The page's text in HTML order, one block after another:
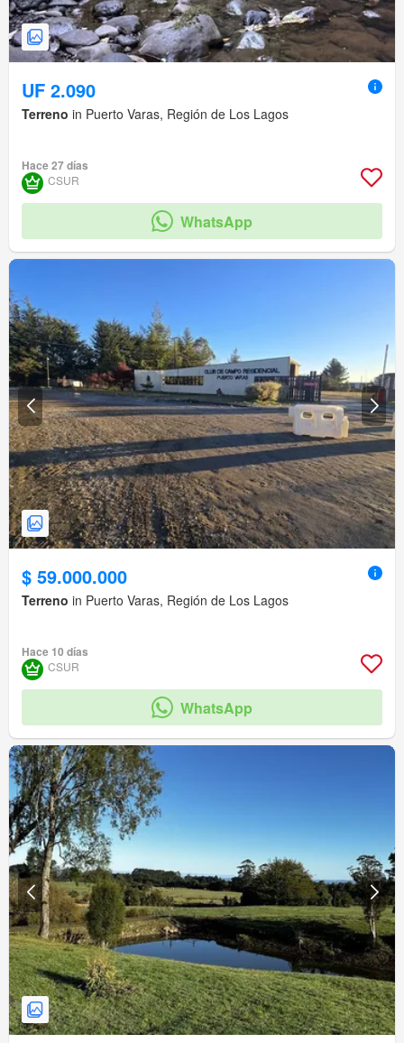
UF 2.090
Terreno in Puerto Varas, Región de Los Lagos
Hace 27 días
CSUR
WhatsApp
$ 59.000.000
Terreno in Puerto Varas, Región de Los Lagos
Hace 10 días
CSUR
WhatsApp